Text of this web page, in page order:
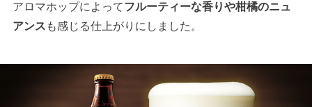
アロマホップによってフルーティーな香りや柑橘のニュ
アンス も感じる仕上がりにしました。